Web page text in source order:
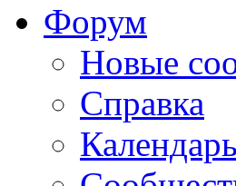
Форум
Новые
Справка
Календарь